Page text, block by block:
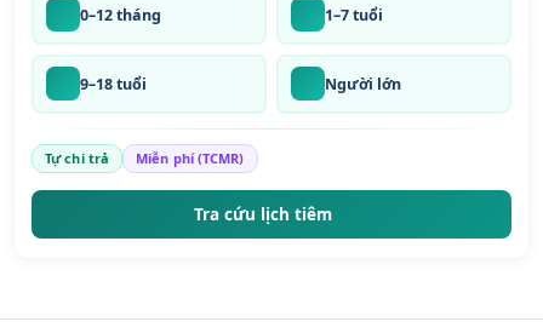
0–12 tháng 1–7 tuổi
9–18 tuổi Người lớn
Tự chi trả Miễn phí (TCMR)
Tra cứu lịch tiêm